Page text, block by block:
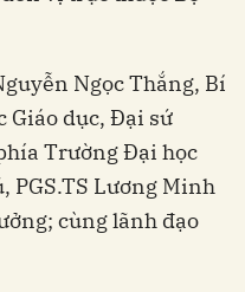
Ngọc Thắng, Bí
Giáo dục, Đại sứ
Trường Đại học
PGS.TS Lương Minh
cùng lãnh đạo